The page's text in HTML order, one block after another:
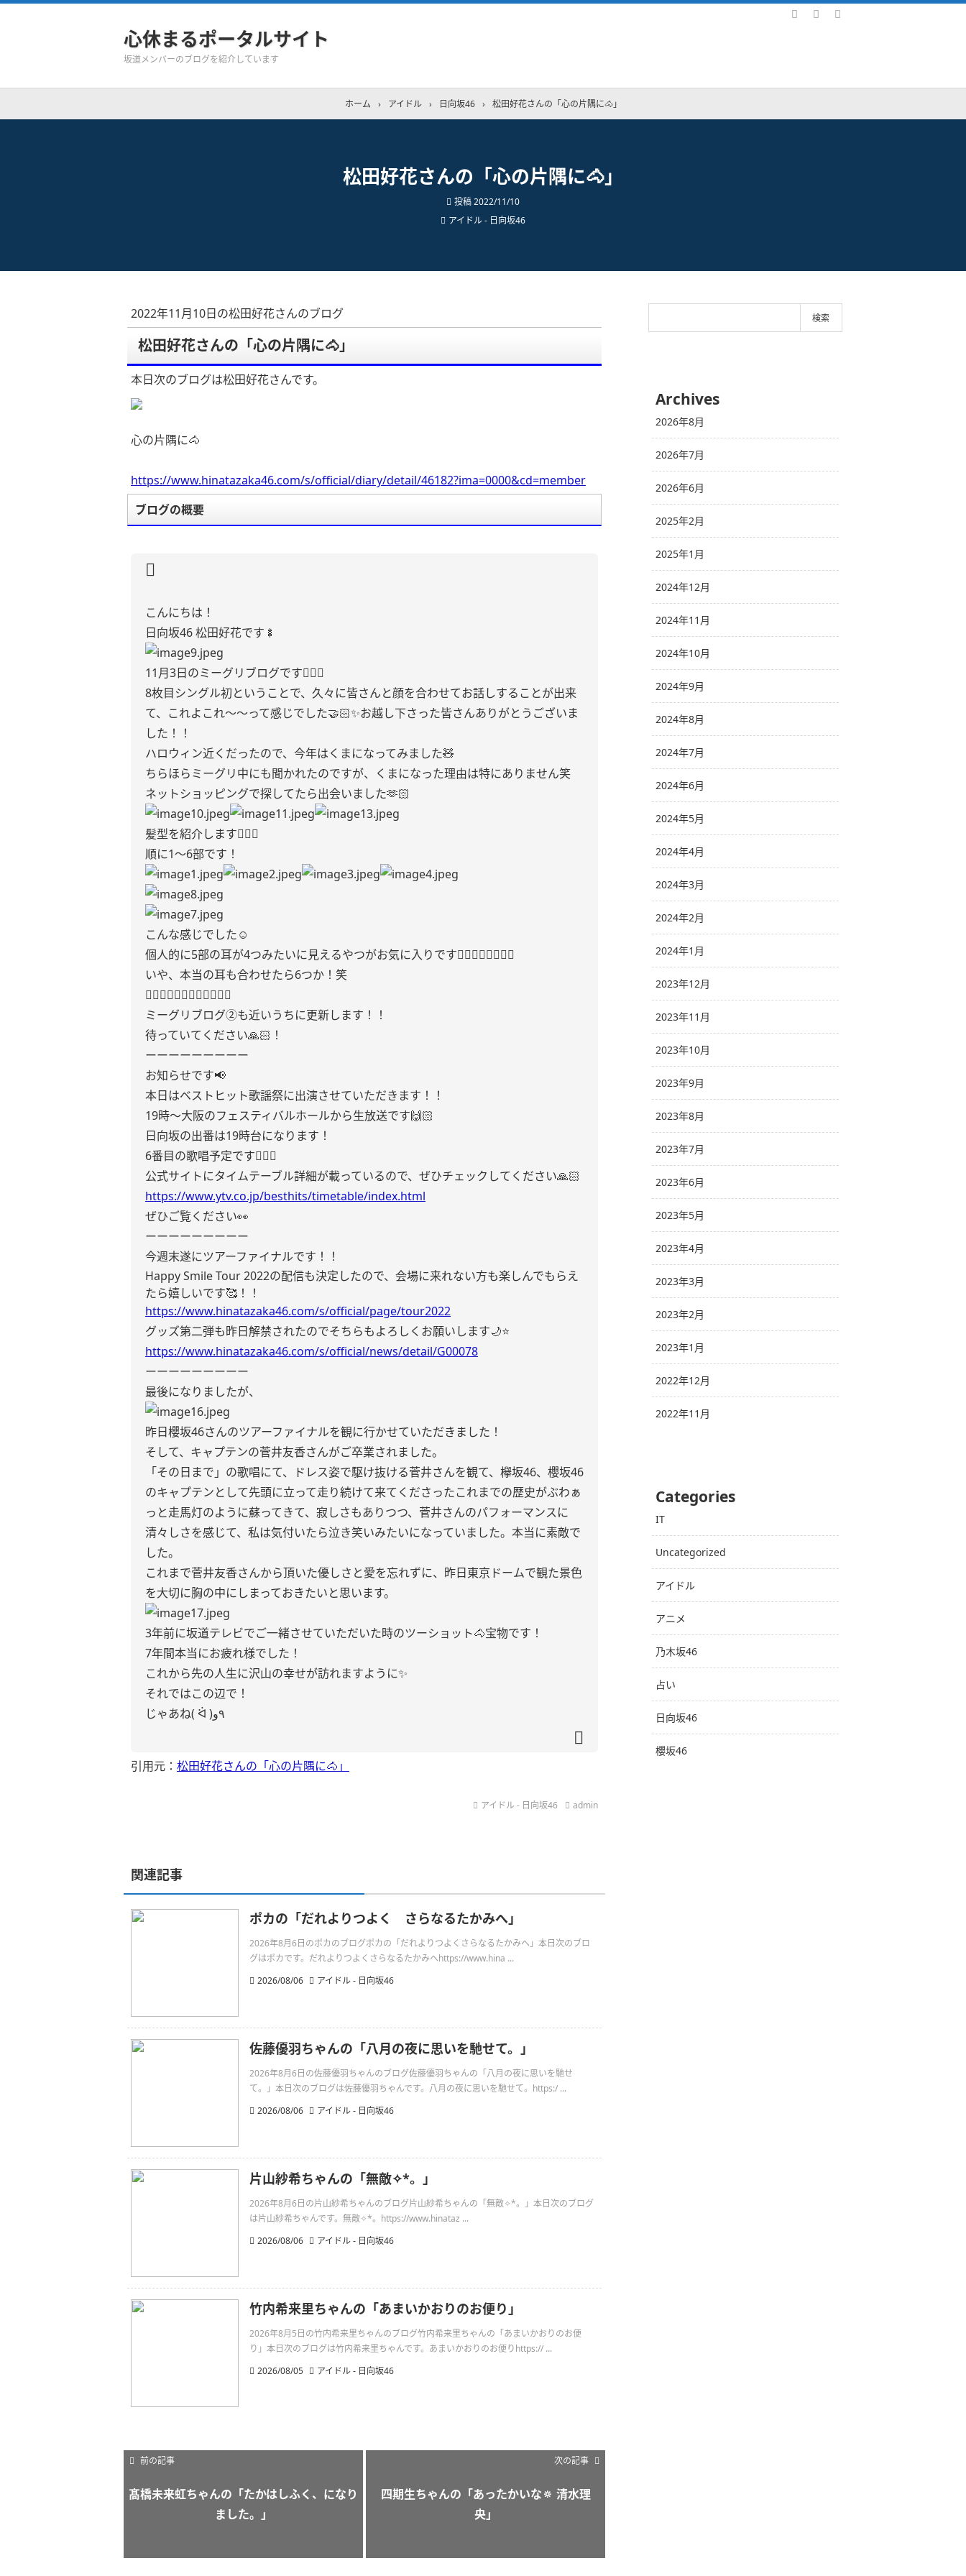
心休まるポータルサイト
坂道メンバーのブログを紹介しています
ホーム › アイドル › 日向坂46 › 松田好花さんの「心の片隅に🐴」
松田好花さんの「心の片隅に🐴」
投稿2022/11/10
アイドル - 日向坂46
2022年11月10日の松田好花さんのブログ
松田好花さんの「心の片隅に🐴」
本日次のブログは松田好花さんです。
心の片隅に🐴
https://www.hinatazaka46.com/s/official/diary/detail/46182?ima=0000&cd=member
ブログの概要
こんにちは！
日向坂46 松田好花です🍢
11月3日のミーグリブログです🙇🏻‍♀️
8枚目シングル初ということで、久々に皆さんと顔を合わせてお話しすることが出来
て、これよこれ〜〜って感じでした🤝🏻✨お越し下さった皆さんありがとうございま
した！！
ハロウィン近くだったので、今年はくまになってみました🧸
ちらほらミーグリ中にも聞かれたのですが、くまになった理由は特にありません笑
ネットショッピングで探してたら出会いました🫶🏻
髪型を紹介します💇🏻‍♀️
順に1〜6部です！
こんな感じでした☺️
個人的に5部の耳が4つみたいに見えるやつがお気に入りです👂🏻👂🏻👂🏻👂🏻
いや、本当の耳も合わせたら6つか！笑
👂🏻👂🏻👂🏻👂🏻👂🏻👂🏻
ミーグリブログ②も近いうちに更新します！！
待っていてください🙏🏻！
ーーーーーーーーー
お知らせです📢
本日はベストヒット歌謡祭に出演させていただきます！！
19時〜大阪のフェスティバルホールから生放送です🙌🏻
日向坂の出番は19時台になります！
6番目の歌唱予定です🙆🏻‍♀️
公式サイトにタイムテーブル詳細が載っているので、ぜひチェックしてください🙏🏻
https://www.ytv.co.jp/besthits/timetable/index.html
ぜひご覧ください👀
ーーーーーーーーー
今週末遂にツアーファイナルです！！
Happy Smile Tour 2022の配信も決定したので、会場に来れない方も楽しんでもらえ
たら嬉しいです🥰！！
https://www.hinatazaka46.com/s/official/page/tour2022
グッズ第二弾も昨日解禁されたのでそちらもよろしくお願いします🌙⭐️
https://www.hinatazaka46.com/s/official/news/detail/G00078
ーーーーーーーーー
最後になりましたが、
昨日櫻坂46さんのツアーファイナルを観に行かせていただきました！
そして、キャプテンの菅井友香さんがご卒業されました。
「その日まで」の歌唱にて、ドレス姿で駆け抜ける菅井さんを観て、欅坂46、櫻坂46
のキャプテンとして先頭に立って走り続けて来てくださったこれまでの歴史がぶわぁ
っと走馬灯のように蘇ってきて、寂しさもありつつ、菅井さんのパフォーマンスに
清々しさを感じて、私は気付いたら泣き笑いみたいになっていました。本当に素敵で
した。
これまで菅井友香さんから頂いた優しさと愛を忘れずに、昨日東京ドームで観た景色
を大切に胸の中にしまっておきたいと思います。
3年前に坂道テレビでご一緒させていただいた時のツーショット🐴宝物です！
7年間本当にお疲れ様でした！
これから先の人生に沢山の幸せが訪れますように✨
それではこの辺で！
じゃあね( ᐛ )٩و
引用元： 松田好花さんの「心の片隅に🐴」
アイドル - 日向坂46 admin
関連記事
ポカの「だれよりつよく さらなるたかみへ」
2026年8月6日のポカのブログポカの「だれよりつよくさらなるたかみへ」本日次のブロ
グはポカです。だれよりつよくさらなるたかみへhttps://www.hina ...
2026/08/06
アイドル - 日向坂46
佐藤優羽ちゃんの「八月の夜に思いを馳せて。」
2026年8月6日の佐藤優羽ちゃんのブログ佐藤優羽ちゃんの「八月の夜に思いを馳せ
て。」本日次のブログは佐藤優羽ちゃんです。八月の夜に思いを馳せて。https:/ ...
2026/08/06
アイドル - 日向坂46
片山紗希ちゃんの「無敵✧︎*。」
2026年8月6日の片山紗希ちゃんのブログ片山紗希ちゃんの「無敵✧︎*。」本日次のブログ
は片山紗希ちゃんです。無敵✧︎*。https://www.hinataz ...
2026/08/06
アイドル - 日向坂46
竹内希来里ちゃんの「あまいかおりのお便り」
2026年8月5日の竹内希来里ちゃんのブログ竹内希来里ちゃんの「あまいかおりのお便
り」本日次のブログは竹内希来里ちゃんです。あまいかおりのお便りhttps:// ...
2026/08/05
アイドル - 日向坂46
前の記事
髙橋未来虹ちゃんの「たかはしふく、になり
ました。」
次の記事
四期生ちゃんの「あったかいな🔅 清水理
央」
Archives
2026年8月
2026年7月
2026年6月
2025年2月
2025年1月
2024年12月
2024年11月
2024年10月
2024年9月
2024年8月
2024年7月
2024年6月
2024年5月
2024年4月
2024年3月
2024年2月
2024年1月
2023年12月
2023年11月
2023年10月
2023年9月
2023年8月
2023年7月
2023年6月
2023年5月
2023年4月
2023年3月
2023年2月
2023年1月
2022年12月
2022年11月
Categories
IT
Uncategorized
アイドル
アニメ
乃木坂46
占い
日向坂46
櫻坂46